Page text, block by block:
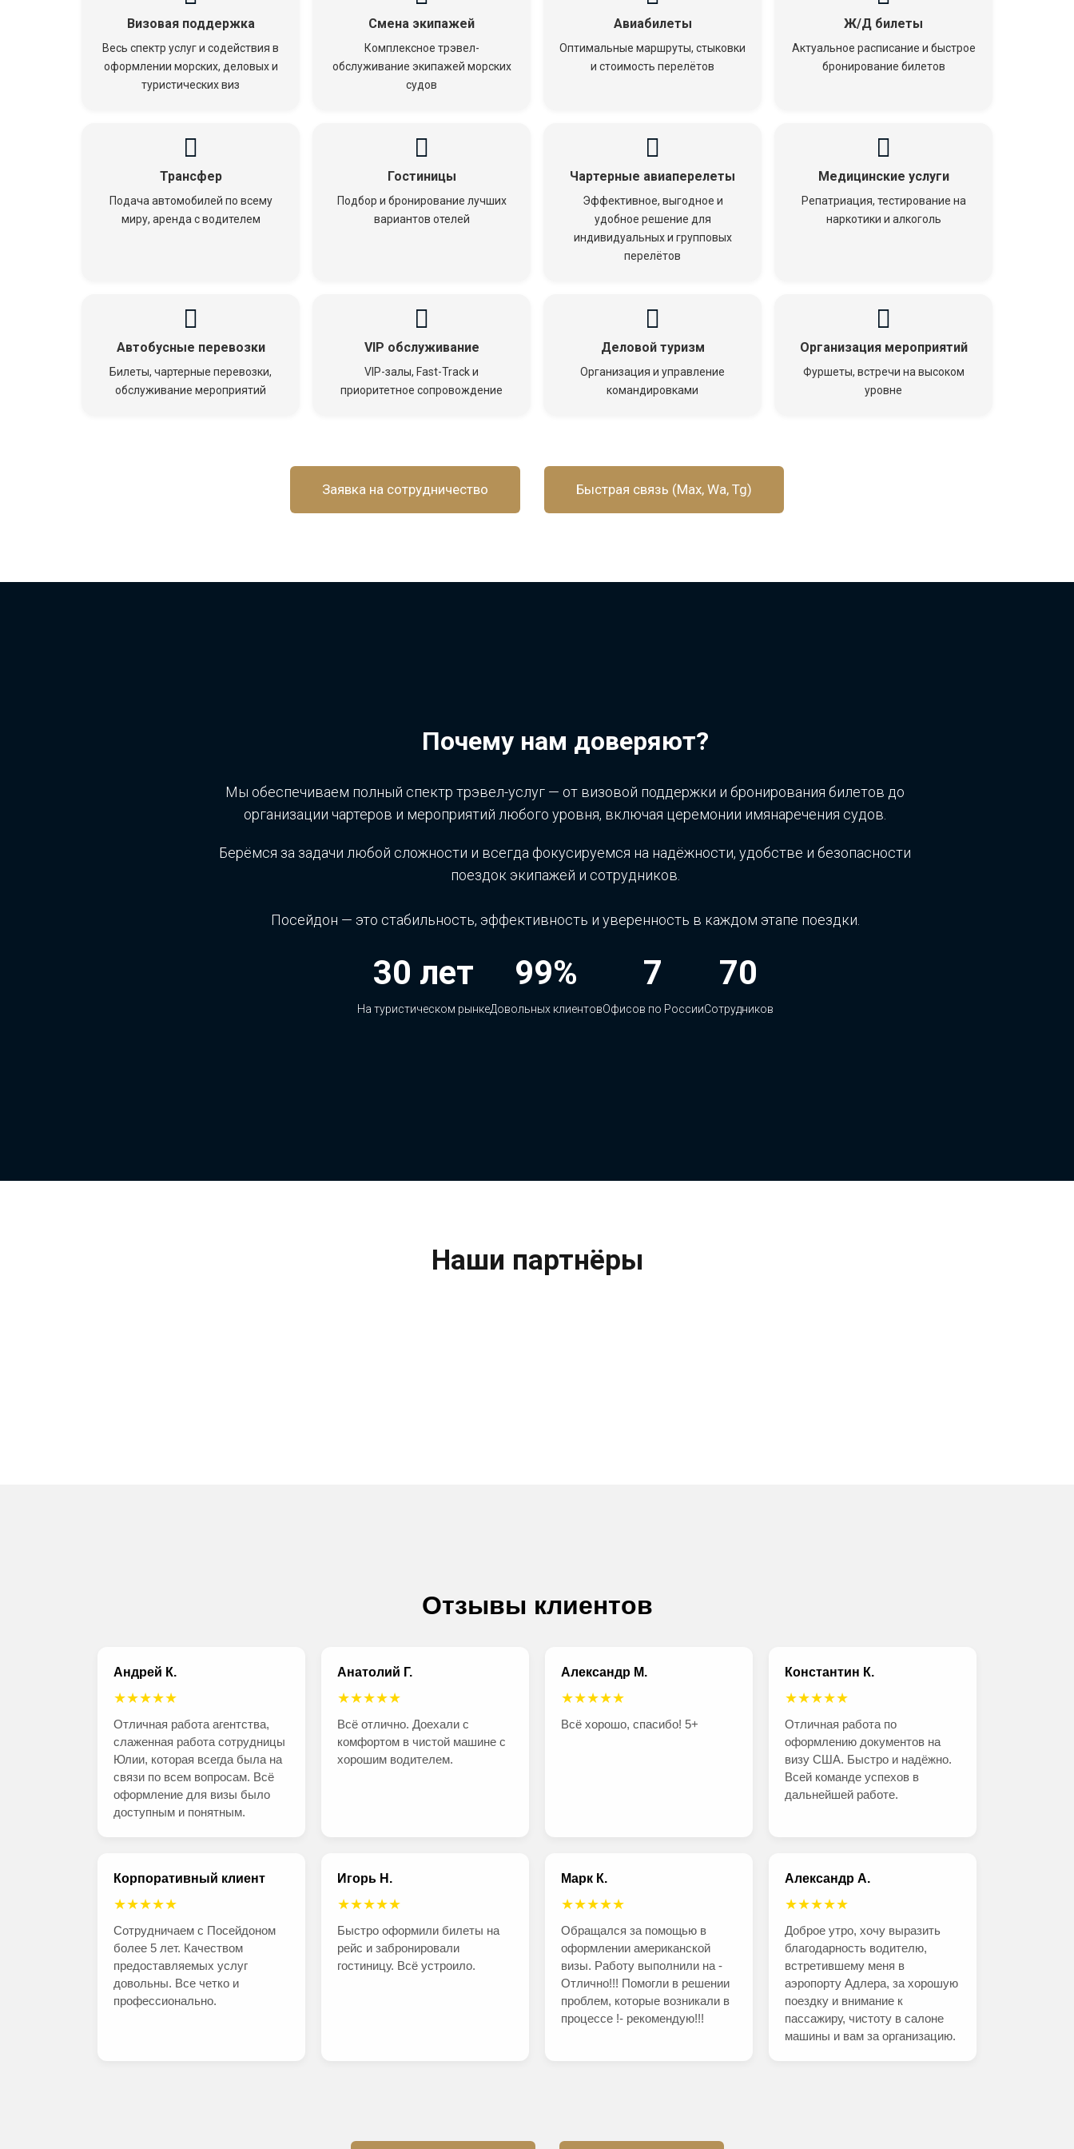
Визовая поддержка
Весь спектр услуг и содействия в
оформлении морских, деловых и
туристических виз
Смена экипажей
Комплексное трэвел-
обслуживание экипажей морских
судов
Авиабилеты
Оптимальные маршруты, стыковки
и стоимость перелётов
Ж/Д билеты
Актуальное расписание и быстрое
бронирование билетов
Трансфер
Подача автомобилей по всему
миру, аренда с водителем
Гостиницы
Подбор и бронирование лучших
вариантов отелей
Чартерные авиаперелеты
Эффективное, выгодное и
удобное решение для
индивидуальных и групповых
перелётов
Медицинские услуги
Репатриация, тестирование на
наркотики и алкоголь
Автобусные перевозки
Билеты, чартерные перевозки,
обслуживание мероприятий
VIP обслуживание
VIP-залы, Fast-Track и
приоритетное сопровождение
Деловой туризм
Организация и управление
командировками
Организация мероприятий
Фуршеты, встречи на высоком
уровне
Заявка на сотрудничество Быстрая связь (Max, Wa, Tg)
Почему нам доверяют?
Мы обеспечиваем полный спектр трэвел-услуг — от визовой поддержки и бронирования билетов до
организации чартеров и мероприятий любого уровня, включая церемонии имянаречения судов.
Берёмся за задачи любой сложности и всегда фокусируемся на надёжности, удобстве и безопасности
поездок экипажей и сотрудников.
Посейдон — это стабильность, эффективность и уверенность в каждом этапе поездки.
30 лет
На туристическом рынке
99%
Довольных клиентов
7
Офисов по России
70
Сотрудников
Наши партнёры
Отзывы клиентов
Андрей К.
★★★★★
Отличная работа агентства,
слаженная работа сотрудницы
Юлии, которая всегда была на
связи по всем вопросам. Всё
оформление для визы было
доступным и понятным.
Анатолий Г.
★★★★★
Всё отлично. Доехали с
комфортом в чистой машине с
хорошим водителем.
Александр М.
★★★★★
Всё хорошо, спасибо! 5+
Константин К.
★★★★★
Отличная работа по
оформлению документов на
визу США. Быстро и надёжно.
Всей команде успехов в
дальнейшей работе.
Корпоративный клиент
★★★★★
Сотрудничаем с Посейдоном
более 5 лет. Качеством
предоставляемых услуг
довольны. Все четко и
профессионально.
Игорь Н.
★★★★★
Быстро оформили билеты на
рейс и забронировали
гостиницу. Всё устроило.
Марк К.
★★★★★
Обращался за помощью в
оформлении американской
визы. Работу выполнили на -
Отлично!!! Помогли в решении
проблем, которые возникали в
процессе !- рекомендую!!!
Александр А.
★★★★★
Доброе утро, хочу выразить
благодарность водителю,
встретившему меня в
аэропорту Адлера, за хорошую
поездку и внимание к
пассажиру, чистоту в салоне
машины и вам за организацию.